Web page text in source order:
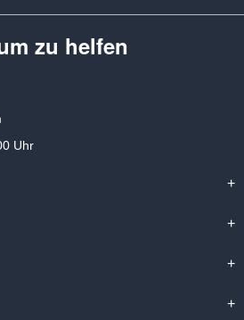
zu helfen
Uhr
+
+
+
+